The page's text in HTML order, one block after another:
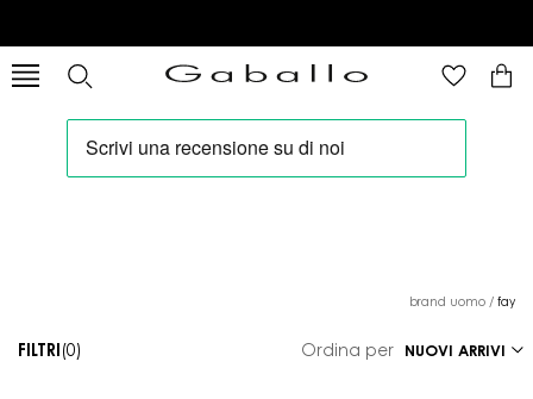
brand uomo / fay
FILTRI (0) Ordina per